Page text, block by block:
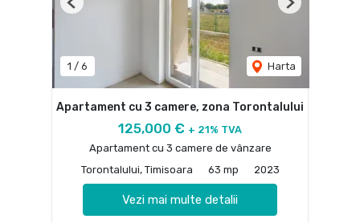
1 / 6 Harta
Previous Next
Apartament cu 3 camere, zona Torontalului
125,000 € + 21% TVA
Apartament cu 3 camere de vânzare
Torontalului, Timisoara
63 mp 2023
Vezi mai multe detalii